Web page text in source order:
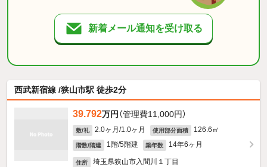
新着メール通知を受け取る
西武新宿線 /狭山市駅 徒歩2分
39.792万円 （管理費11,000円）
敷/礼 2.0ヶ月/1.0ヶ月 使用部分面積 126.6㎡
階数/階建 1階/5階建 築年数 14年6ヶ月
住所 埼玉県狭山市入間川１丁目